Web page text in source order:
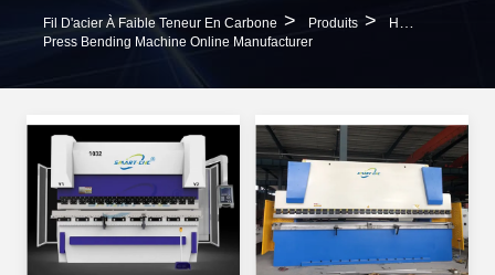
Fil D'acier À Faible Teneur En Carbone > Produits >
Hydraulic
Press Bending Machine Online Manufacturer